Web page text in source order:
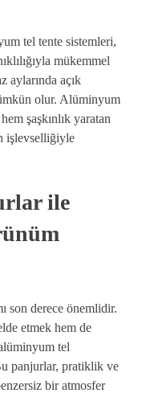
tel tente sistemleri,
mükemmel
aylarında açık
olur. Alüminyum
şaşkınlık yaratan
işlevselliğiyle
ile
son derece önemlidir.
etmek hem de
tel
panjurlar, pratiklik ve
bir atmosfer